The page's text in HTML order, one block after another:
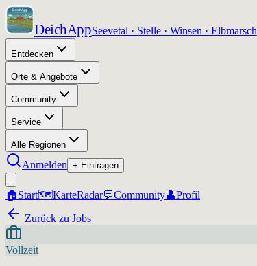
DeichAppSeevetal · Stelle · Winsen · Elbmarsch
Entdecken
Orte & Angebote
Community
Service
Alle Regionen
Anmelden + Eintragen
🏠Start🗺️KarteRadar💬Community👤Profil
Zurück zu Jobs
Vollzeit